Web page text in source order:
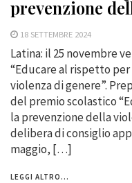
prevenzione
18 SETTEMBRE 2024
Latina: il 25 novembre
“Educare al rispetto
violenza di genere”.
del premio scolastico
la prevenzione della
delibera di consiglio
maggio, […]
LEGGI ALTRO...